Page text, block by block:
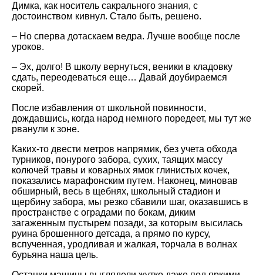
Димка, как носитель сакрального знания, с
достоинством кивнул. Стало быть, решено.
– Но сперва дотаскаем ведра. Лучше вообще после
уроков.
– Эх, долго! В школу вернуться, веники в кладовку
сдать, переодеваться еще… Давай доубираемся
скорей.
После избавления от школьной повинности,
дождавшись, когда народ немного поредеет, мы тут же
рванули к зоне.
Каких-то двести метров напрямик, без учета обхода
турников, понурого забора, сухих, таящих массу
колючей травы и коварных ямок глинистых кочек,
показались марафонским путем. Наконец, миновав
обширный, весь в щебнях, школьный стадион и
щербину забора, мы резко сбавили шаг, оказавшись в
пространстве с оградами по бокам, диким
загаженным пустырем позади, за которым высилась
руина брошенного детсада, а прямо по курсу,
вспученная, уродливая и жалкая, торчала в волнах
бурьяна наша цель.